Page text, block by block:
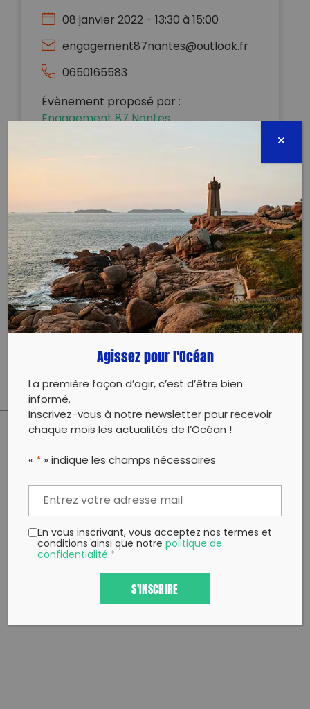
08 janvier 2022 - 13:30 à 15:00
engagement87nantes@outlook.fr
0650165583
Évènement proposé par :
Engagement 87 Nantes
Lors du marché Petite Hollande, les déchets volants
sont malheureusement nombreux à atterir dans la
Loire. Vous êtes armé.e.s d’un sac poubelle et d’une
pince pour ramasser tous les déchets qui s’envolent
du marché avant qu’ils ne terminent à l’eau :
– Récupérer les sacs et les pinces
– Ramasser les déchets volants
Informations complémentaires : prévoir des
Partager sur Facebook
Twitterun ami
Copy to clipboard
Agissez pour l'Océan
La première façon d’agir, c’est d’être bien
informé.
Inscrivez-vous à notre newsletter pour recevoir
chaque mois les actualités de l’Océan !
« * » indique les champs nécessaires
En vous inscrivant, vous acceptez nos termes et
conditions ainsi que notrepolitique de
confidentialité.*
S'INSCRIRE